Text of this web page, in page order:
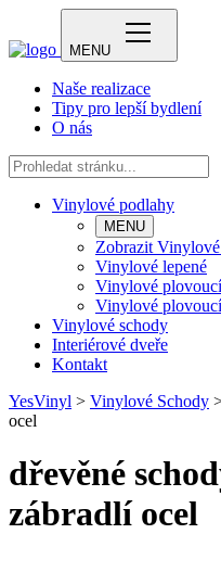
MENU
Naše realizace
Tipy pro lepší bydlení
O nás
Vinylové podlahy
MENU
Zobrazit
Vinylové lepené
Vinylové plovoucí
Vinylové
Vinylové schody
Interiérové dveře
Kontakt
YesVinyl > Vinylové Schody
ocel
dřevěné
zábradlí ocel